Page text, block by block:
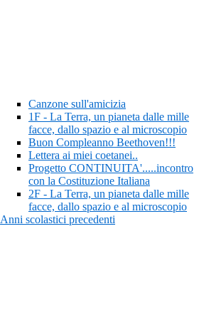
Canzone sull'amicizia
1F - La Terra, un pianeta dalle mille
facce, dallo spazio e al microscopio
Buon Compleanno Beethoven!!!
Lettera ai miei coetanei..
Progetto CONTINUITA'.....incontro
con la Costituzione Italiana
2F - La Terra, un pianeta dalle mille
facce, dallo spazio e al microscopio
Anni scolastici precedenti